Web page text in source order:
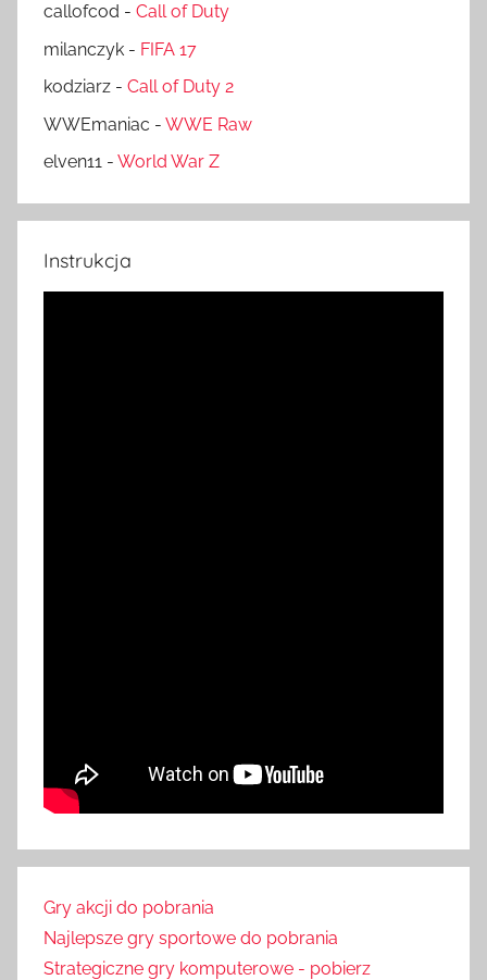
callofcod - Call of Duty
milanczyk - FIFA 17
kodziarz - Call of Duty 2
WWEmaniac - WWE Raw
elven11 - World War Z
Instrukcja
Gry akcji do pobrania
Najlepsze gry sportowe do pobrania
Strategiczne gry komputerowe - pobierz